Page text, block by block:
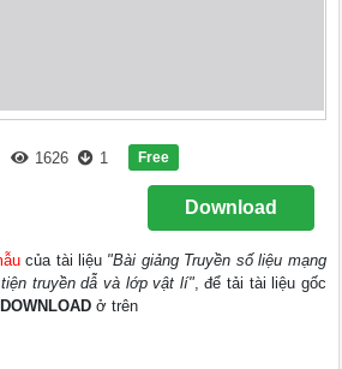
1626 1 Free
Download
của tài liệu "Bài giảng Truyền số liệu mạng
truyền dẫ và lớp vật lí", để tải tài liệu gốc
DOWNLOAD ở trên